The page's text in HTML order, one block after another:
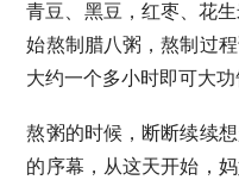
青豆、黑豆，红枣、花
始熬制腊八粥，熬制过
大约一个多小时即
熬粥的时候，断断续续
的序幕，从这天开始，